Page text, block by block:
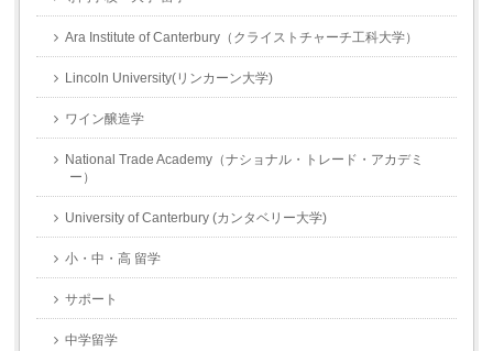
Ara Institute of Canterbury（クライストチャーチ工科大学）
Lincoln University(リンカーン大学)
ワイン醸造学
National Trade Academy（ナショナル・トレード・アカデミ
ー）
University of Canterbury (カンタベリー大学)
小・中・高 留学
サポート
中学留学